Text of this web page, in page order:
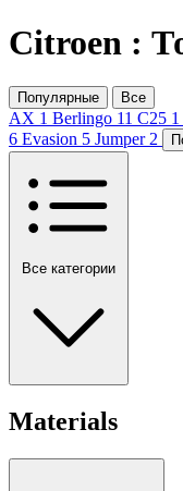
Citroen :
Популярные Все
AX 1 Berlingo 11 C25 1
6 Evasion 5 Jumper 2
Все категории
Materials